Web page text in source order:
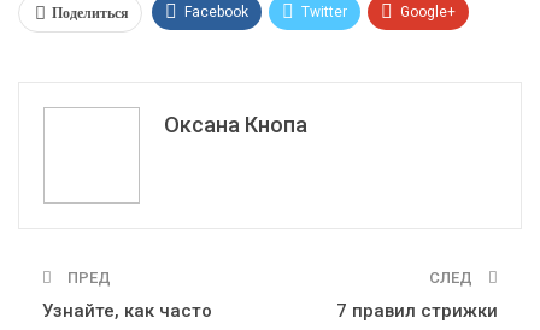
Поделиться Facebook Twitter Google+
Эл. адрес
Оксана Кнопа
ПРЕД
Узнайте, как часто
СЛЕД
7 правил стрижки